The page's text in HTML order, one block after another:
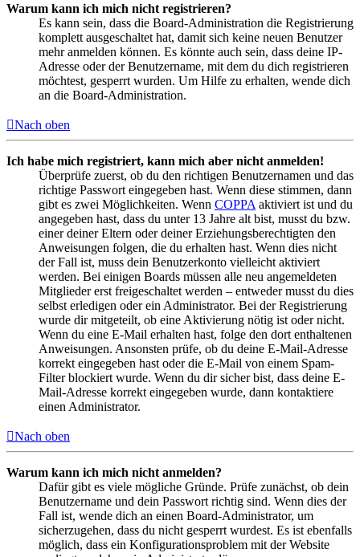
Warum kann ich mich nicht registrieren?
Es kann sein, dass die Board-Administration die Registrierung
komplett ausgeschaltet hat, damit sich keine neuen Benutzer
mehr anmelden können. Es könnte auch sein, dass deine IP-
Adresse oder der Benutzername, mit dem du dich registrieren
möchtest, gesperrt wurden. Um Hilfe zu erhalten, wende dich
an die Board-Administration.
Nach oben
Ich habe mich registriert, kann mich aber nicht anmelden!
Überprüfe zuerst, ob du den richtigen Benutzernamen und das
richtige Passwort eingegeben hast. Wenn diese stimmen, dann
gibt es zwei Möglichkeiten. Wenn COPPA aktiviert ist und du
angegeben hast, dass du unter 13 Jahre alt bist, musst du bzw.
einer deiner Eltern oder deiner Erziehungsberechtigten den
Anweisungen folgen, die du erhalten hast. Wenn dies nicht
der Fall ist, muss dein Benutzerkonto vielleicht aktiviert
werden. Bei einigen Boards müssen alle neu angemeldeten
Mitglieder erst freigeschaltet werden – entweder musst du dies
selbst erledigen oder ein Administrator. Bei der Registrierung
wurde dir mitgeteilt, ob eine Aktivierung nötig ist oder nicht.
Wenn du eine E-Mail erhalten hast, folge den dort enthaltenen
Anweisungen. Ansonsten prüfe, ob du deine E-Mail-Adresse
korrekt eingegeben hast oder die E-Mail von einem Spam-
Filter blockiert wurde. Wenn du dir sicher bist, dass deine E-
Mail-Adresse korrekt eingegeben wurde, dann kontaktiere
einen Administrator.
Nach oben
Warum kann ich mich nicht anmelden?
Dafür gibt es viele mögliche Gründe. Prüfe zunächst, ob dein
Benutzername und dein Passwort richtig sind. Wenn dies der
Fall ist, wende dich an einen Board-Administrator, um
sicherzugehen, dass du nicht gesperrt wurdest. Es ist ebenfalls
möglich, dass ein Konfigurationsproblem mit der Website